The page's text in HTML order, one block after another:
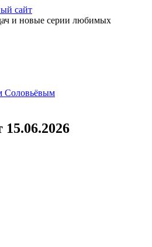
сайт
и новые серии любимых
Соловьёвым